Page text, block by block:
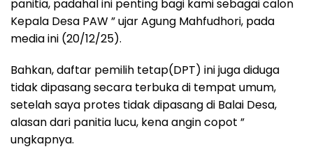
panitia, padahal ini penting bagi kami sebagai calon
Kepala Desa PAW ” ujar Agung Mahfudhori, pada
media ini (20/12/25).
Bahkan, daftar pemilih tetap(DPT) ini juga diduga
tidak dipasang secara terbuka di tempat umum,
setelah saya protes tidak dipasang di Balai Desa,
alasan dari panitia lucu, kena angin copot ”
ungkapnya.